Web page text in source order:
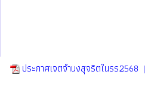
ประกาศเจตจำนงสุจริตในรร2568 |